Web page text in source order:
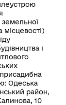
місцевості)
і
Одеська
район,
10